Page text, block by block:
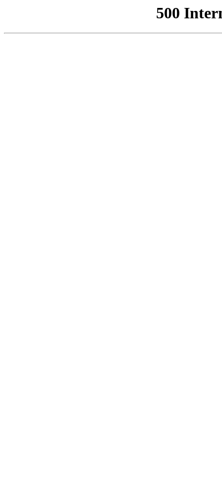
500